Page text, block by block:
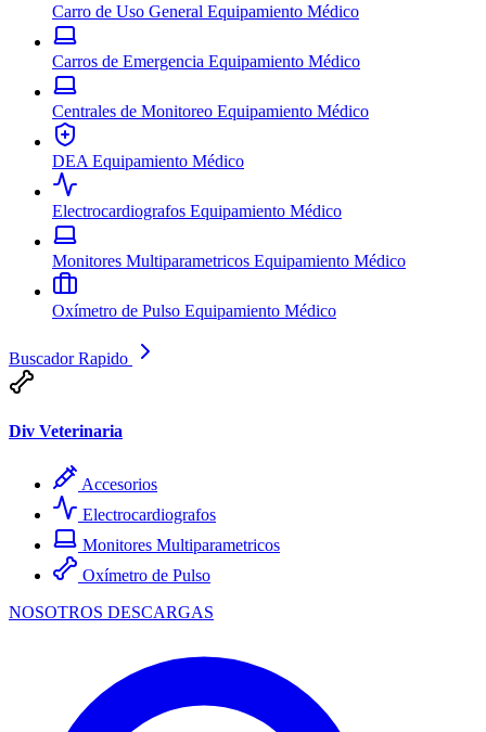
Carro de Uso General Equipamiento Médico
Carros de Emergencia Equipamiento Médico
Centrales de Monitoreo Equipamiento Médico
DEA Equipamiento Médico
Electrocardiografos Equipamiento Médico
Monitores Multiparametricos Equipamiento Médico
Oxímetro de Pulso Equipamiento Médico
Buscador Rapido
Div Veterinaria
Accesorios
Electrocardiografos
Monitores Multiparametricos
Oxímetro de Pulso
NOSOTROS DESCARGAS